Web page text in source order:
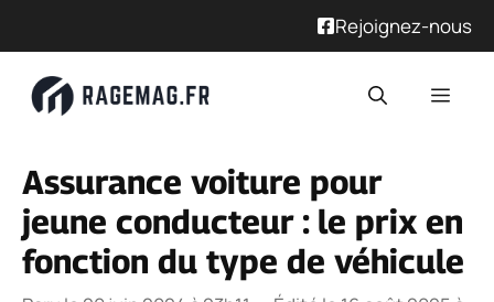
Rejoignez-nous
Assurance voiture pour
jeune conducteur : le prix en
fonction du type de véhicule